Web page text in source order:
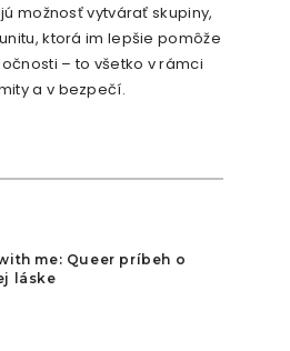
možnosť vytvárať skupiny,
ktorá im lepšie pomôže
– to všetko v rámci
a v bezpečí.
me: Queer príbeh o
láske